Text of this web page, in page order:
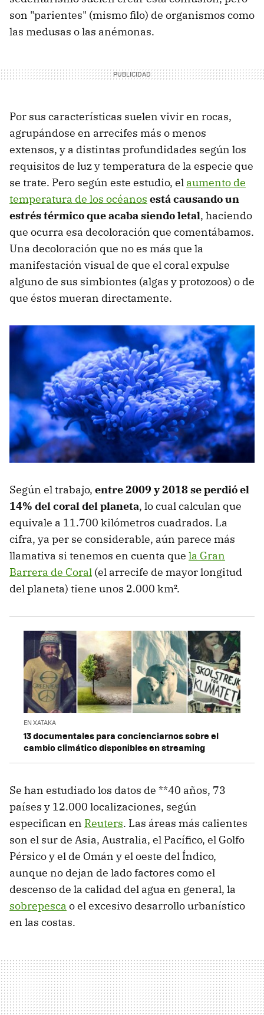
son "parientes" (mismo filo) de organismos como
las medusas o las anémonas.
Por sus características suelen vivir en rocas,
agrupándose en arrecifes más o menos
extensos, y a distintas profundidades según los
requisitos de luz y temperatura de la especie que
se trate. Pero según este estudio, el aumento de
temperatura de los océanos está causando un
estrés térmico que acaba siendo letal, haciendo
que ocurra esa decoloración que comentábamos.
Una decoloración que no es más que la
manifestación visual de que el coral expulse
alguno de sus simbiontes (algas y protozoos) o de
que éstos mueran directamente.
Según el trabajo, entre 2009 y 2018 se perdió el
14% del coral del planeta, lo cual calculan que
equivale a 11.700 kilómetros cuadrados. La
cifra, ya per se considerable, aún parece más
llamativa si tenemos en cuenta que la Gran
Barrera de Coral (el arrecife de mayor longitud
del planeta) tiene unos 2.000 km².
EN XATAKA
13 documentales para concienciarnos sobre el
cambio climático disponibles en streaming
Se han estudiado los datos de **40 años, 73
países y 12.000 localizaciones, según
especifican en Reuters. Las áreas más calientes
son el sur de Asia, Australia, el Pacífico, el Golfo
Pérsico y el de Omán y el oeste del Índico,
aunque no dejan de lado factores como el
descenso de la calidad del agua en general, la
sobrepesca o el excesivo desarrollo urbanístico
en las costas.